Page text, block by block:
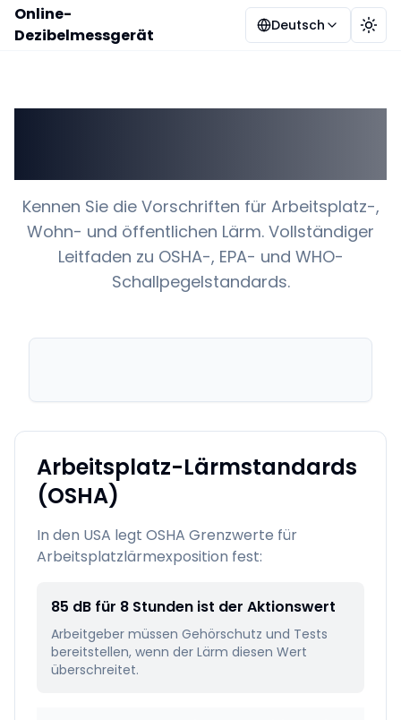
Online-
Dezibelmessgerät
Deutsch
Kennen Sie die Vorschriften für Arbeitsplatz-,
Wohn- und öffentlichen Lärm. Vollständiger
Leitfaden zu OSHA-, EPA- und WHO-
Schallpegelstandards.
Arbeitsplatz-Lärmstandards
(OSHA)
In den USA legt OSHA Grenzwerte für
Arbeitsplatzlärmexposition fest:
85 dB für 8 Stunden ist der Aktionswert
Arbeitgeber müssen Gehörschutz und Tests
bereitstellen, wenn der Lärm diesen Wert
überschreitet.